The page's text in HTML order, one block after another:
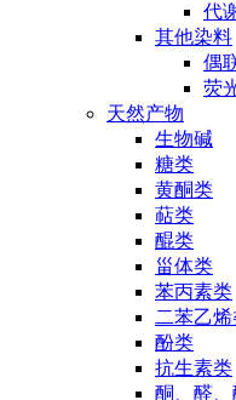
代
其他染料
偶
荧
天然产物
生物碱
糖类
黄酮类
萜类
醌类
甾体类
苯丙素类
二苯乙
酚类
抗生素类
酮、醛、